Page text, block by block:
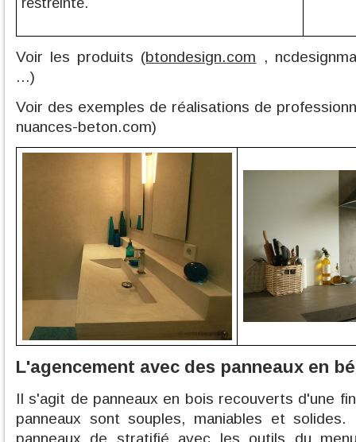
Voir les produits (btondesign.com ,
...)
Voir des exemples de réalisations de
nuances-beton.com)
L'agencement avec des panneaux en
Il s'agit de panneaux en bois recouverts d'une
panneaux sont souples, maniables et
panneaux de stratifié avec les outils du